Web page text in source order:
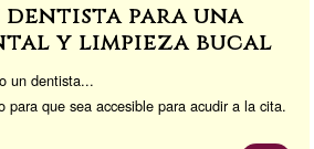
dentista para una
y limpieza bucal
un dentista...
para que sea accesible para acudir a la cita.